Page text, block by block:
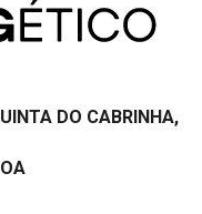
DO CABRINHA,